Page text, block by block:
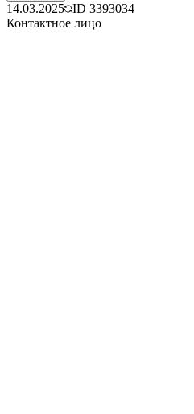
14.03.2025 ID 3393034
Контактное лицо